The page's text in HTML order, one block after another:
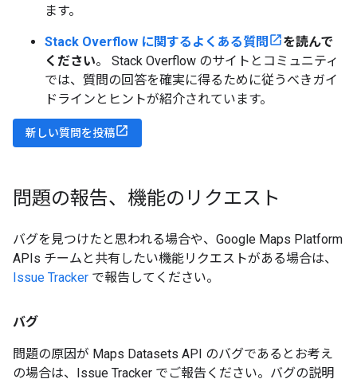
ます。
Stack Overflow に関するよくある質問
を読んで
ください。 Stack Overflow のサイトとコミュニティ
では、質問の回答を確実に得るために従うべきガイ
ドラインとヒントが紹介されています。
新しい質問を投稿
問題の報告、機能のリクエスト
バグを見つけたと思われる場合や、Google Maps Platform
APIs チームと共有したい機能リクエストがある場合は、
Issue Tracker で報告してください。
バグ
問題の原因が Maps Datasets API のバグであるとお考え
の場合は、Issue Tracker でご報告ください。バグの説明